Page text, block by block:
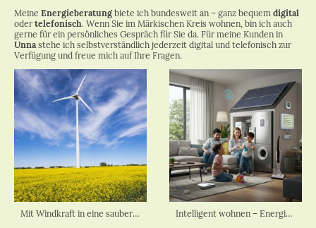
Meine Energieberatung biete ich bundesweit an – ganz bequem digital
oder telefonisch. Wenn Sie im Märkischen Kreis wohnen, bin ich auch
gerne für ein persönliches Gespräch für Sie da. Für meine Kunden in
Unnastehe ich selbstverständlich jederzeit digital und telefonisch zur
Verfügung und freue mich auf Ihre Fragen.
Mit Windkraft in eine saubere Zukunft. Intelligent wohnen – Energie effizient nutzen.